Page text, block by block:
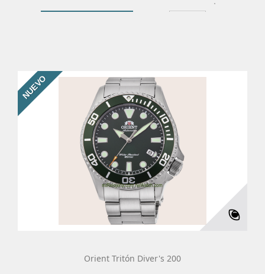
Orient Tritón Diver's 200
NUEVO